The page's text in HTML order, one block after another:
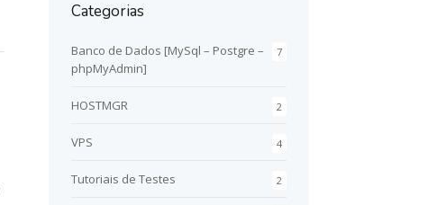
Categorias
7
Banco de Dados [MySql – Postgre –
phpMyAdmin]
2
HOSTMGR
4
VPS
2
Tutoriais de Testes